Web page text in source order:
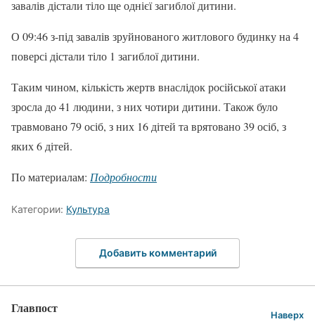
завалів дістали тіло ще однієї загиблої дитини.
О 09:46 з-під завалів зруйнованого житлового будинку на 4
поверсі дістали тіло 1 загиблої дитини.
Таким чином, кількість жертв внаслідок російської атаки
зросла до 41 людини, з них чотири дитини. Також було
травмовано 79 осіб, з них 16 дітей та врятовано 39 осіб, з
яких 6 дітей.
По материалам: Подробности
Категории: Культура
Добавить комментарий
Главпост Наверх